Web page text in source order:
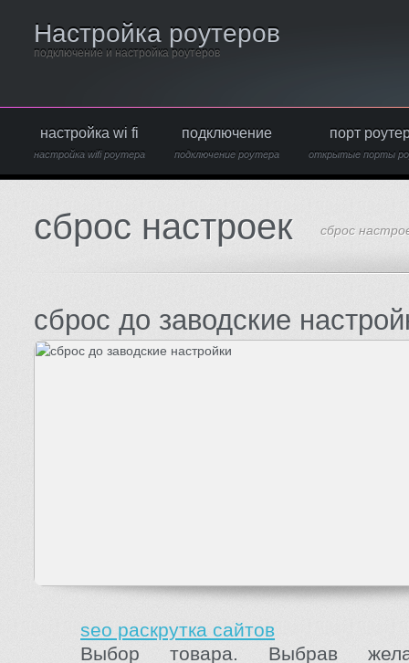
Настройка роутеров
подключение и настройка роутеров
настройка wi fi
настройка wifi роутера
подключение
подключение роутера
порт
открытые порты
сброс настроек сброс
сброс до заводские
seo раскрутка сайтов
Выбор товара. Выбрав